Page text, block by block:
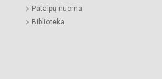
Patalpų nuoma
Biblioteka